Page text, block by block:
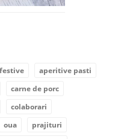
aperitive pasti
carne de porc
colaborari
oua
prajituri